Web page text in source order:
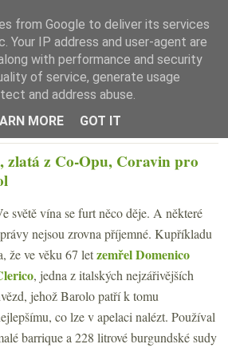
☰ Menu
zlatá z Co-Opu, Coravin pro
světě vína se furt něco děje. A některé
nejsou zrovna příjemné. Kupříkladu
že ve věku 67 letzemřel Domenico
, jedna z italských nejzářivějších
jehož Barolo patří k tomu
co lze v apelaci nalézt. Používal
barrique a 228 litrové burgundské sudy
from Google to deliver its services
Your IP address and user-agent are
with performance and security
of service, generate usage
and address abuse.
MORE
GOT IT